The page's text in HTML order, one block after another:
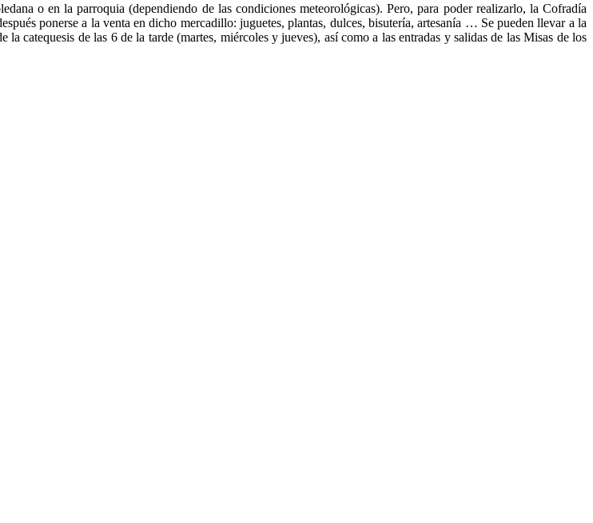
o en la parroquia (dependiendo de las condiciones meteorológicas). Pero, para poder realizarlo, la Cofradía
ponerse a la venta en dicho mercadillo: juguetes, plantas, dulces, bisutería, artesanía … Se pueden llevar a la
catequesis de las 6 de la tarde (martes, miércoles y jueves), así como a las entradas y salidas de las Misas de los